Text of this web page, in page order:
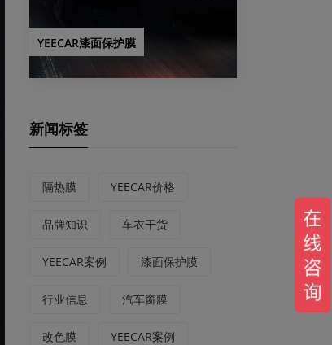
YEECAR漆面保护膜
新闻标签
隔热膜 YEECAR价格
品牌知识 车衣干货
YEECAR案例 漆面保护膜
行业信息 汽车窗膜
改色膜 YEECAR案例